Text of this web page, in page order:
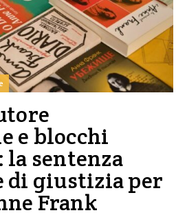
e blocchi
sentenza
di giustizia per
Frank